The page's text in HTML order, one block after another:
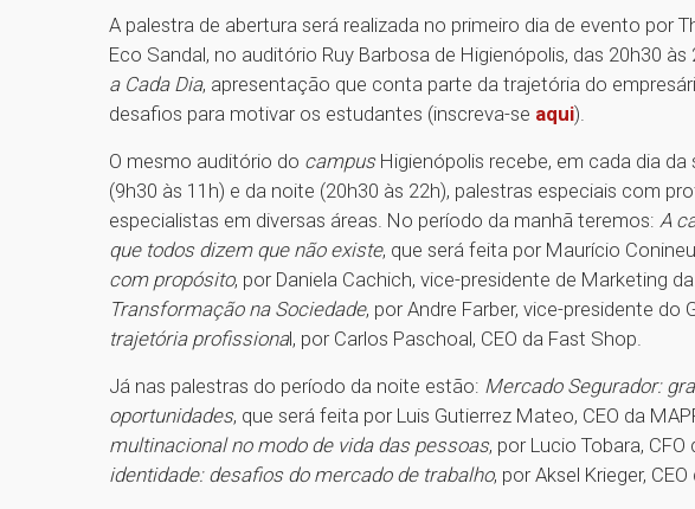
A palestra de abertura será realizada no primeiro dia de evento por
Eco Sandal, no auditório Ruy Barbosa de Higienópolis, das 20h30
a Cada Dia, apresentação que conta parte da trajetória do
desafios para motivar os estudantes (inscreva-se aqui).
O mesmo auditório do campus Higienópolis recebe, em cada dia
(9h30 às 11h) e da noite (20h30 às 22h), palestras especiais com
especialistas em diversas áreas. No período da manhã teremos: A
que todos dizem que não existe, que será feita por Maurício
com propósito, por Daniela Cachich, vice-presidente de Marketing
Transformação na Sociedade, por Andre Farber, vice-presidente do
trajetória profissional, por Carlos Paschoal, CEO da Fast Shop.
Já nas palestras do período da noite estão: Mercado Segurador:
oportunidades, que será feita por Luis Gutierrez Mateo, CEO da
multinacional no modo de vida das pessoas, por Lucio Tobara, CFO
identidade: desafios do mercado de trabalho, por Aksel Krieger,